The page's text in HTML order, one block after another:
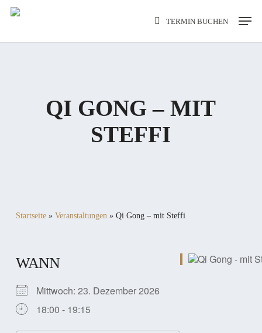
Skip
TERMIN BUCHEN
Menu
QI GONG – MIT
STEFFI
Startseite» Veranstaltungen» Qi Gong – mit Steffi
WANN
Mittwoch: 23. Dezember 2026
18:00 - 19:15